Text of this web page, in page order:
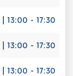
13:00 - 17:30
13:00 - 17:30
13:00 - 17:30